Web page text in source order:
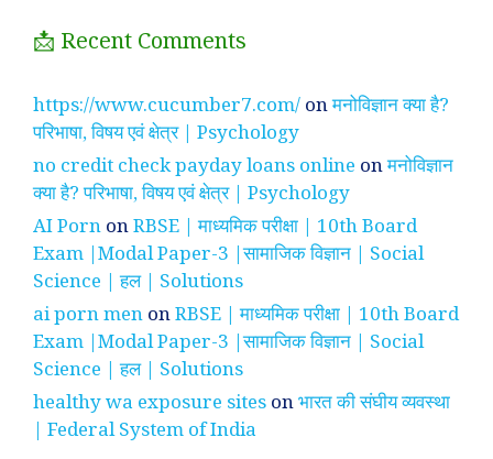
📩 Recent Comments
https://www.cucumber7.com/ onमनोविज्ञान क्या है?
परिभाषा, विषय एवं क्षेत्र | Psychology
no credit check payday loans online onमनोविज्ञान
क्या है? परिभाषा, विषय एवं क्षेत्र | Psychology
AI Porn onRBSE | माध्यमिक परीक्षा | 10th Board
Exam |Modal Paper-3 |सामाजिक विज्ञान | Social
Science | हल | Solutions
ai porn men onRBSE | माध्यमिक परीक्षा | 10th Board
Exam |Modal Paper-3 |सामाजिक विज्ञान | Social
Science | हल | Solutions
healthy wa exposure sites onभारत की संघीय व्यवस्था
| Federal System of India